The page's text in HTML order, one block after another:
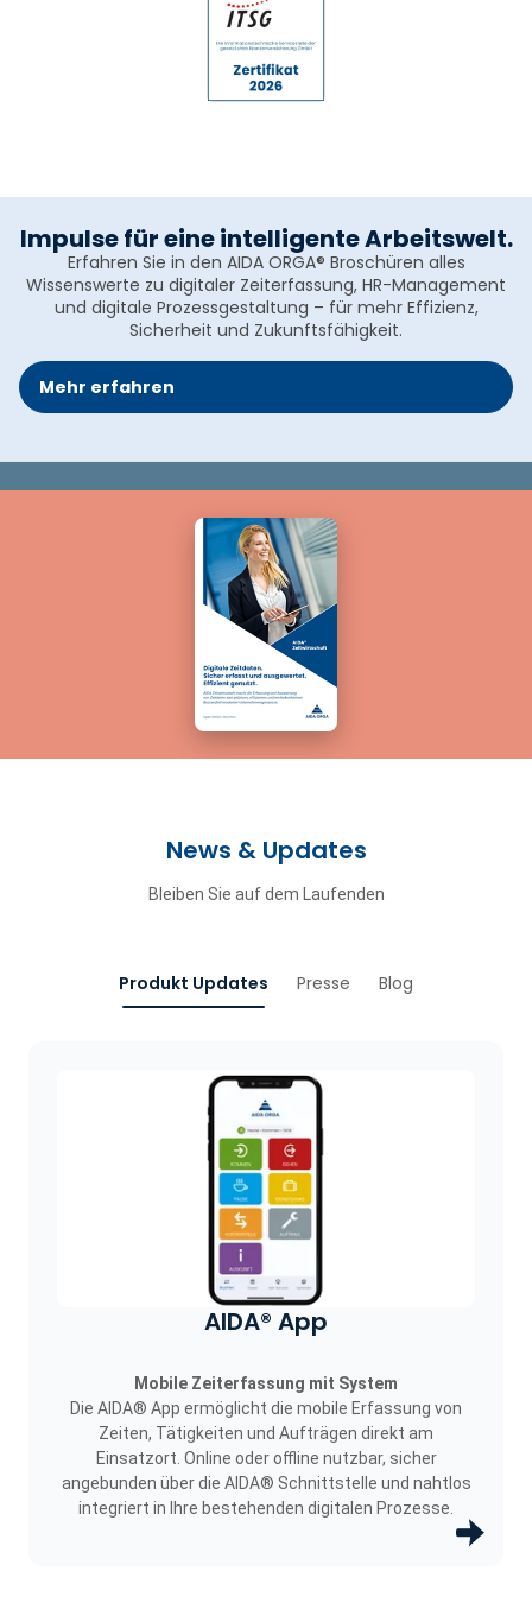
Impulse für eine intelligente Arbeitswelt.
Erfahren Sie in den AIDA ORGA® Broschüren alles
Wissenswerte zu digitaler Zeiterfassung, HR-Management
und digitale Prozessgestaltung – für mehr Effizienz,
Sicherheit und Zukunftsfähigkeit.
Mehr erfahren
News & Updates
Bleiben Sie auf dem Laufenden
Produkt Updates Presse Blog
AIDA® App
Mobile Zeiterfassung mit System
Die AIDA® App ermöglicht die mobile Erfassung von
Zeiten, Tätigkeiten und Aufträgen direkt am
Einsatzort. Online oder offline nutzbar, sicher
angebunden über die AIDA® Schnittstelle und nahtlos
integriert in Ihre bestehenden digitalen Prozesse.